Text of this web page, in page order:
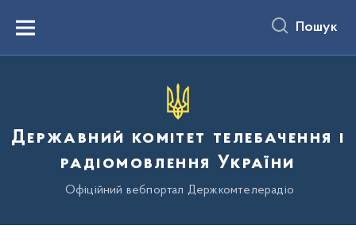
вмістуMenu Пошук
Державний комітет телебачення і
радіомовлення України
Офіційний вебпортал Держкомтелерадіо